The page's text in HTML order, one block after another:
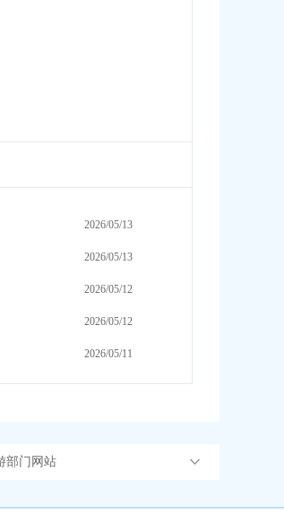
2026/05/13
2026/05/13
2026/05/12
2026/05/12
2026/05/11
部门网站